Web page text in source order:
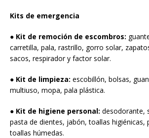
Kits de emergencia
● Kit de remoción de escombros:
carretilla, pala, rastrillo, gorro solar,
sacos, respirador y factor solar.
● Kit de limpieza: escobillón, bolsas,
multiuso, mopa, pala plástica.
● Kit de higiene personal: desodorante,
pasta de dientes, jabón, toallas higiénicas,
toallas húmedas.